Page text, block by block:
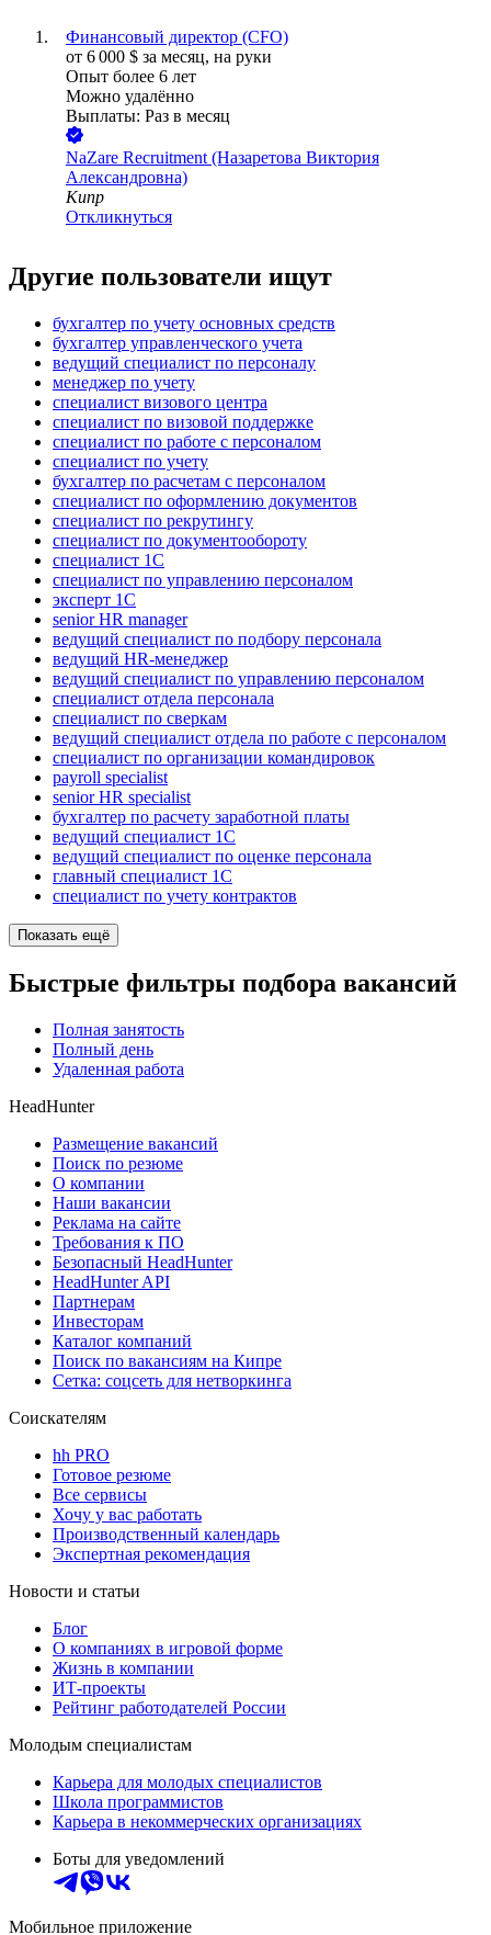
Финансовый директор (CFO)
от 6 000 $ за месяц, на руки
Опыт более 6 лет
Можно удалённо
Выплаты: Раз в месяц
NaZare Recruitment (Назаретова Виктория
Александровна)
Кипр
Откликнуться
Другие пользователи ищут
бухгалтер по учету основных средств
бухгалтер управленческого учета
ведущий специалист по персоналу
менеджер по учету
специалист визового центра
специалист по визовой поддержке
специалист по работе с персоналом
специалист по учету
бухгалтер по расчетам с персоналом
специалист по оформлению документов
специалист по рекрутингу
специалист по документообороту
специалист 1С
специалист по управлению персоналом
эксперт 1С
senior HR manager
ведущий специалист по подбору персонала
ведущий HR-менеджер
ведущий специалист по управлению персоналом
специалист отдела персонала
специалист по сверкам
ведущий специалист отдела по работе с персоналом
специалист по организации командировок
payroll specialist
senior HR specialist
бухгалтер по расчету заработной платы
ведущий специалист 1С
ведущий специалист по оценке персонала
главный специалист 1С
специалист по учету контрактов
Показать ещё
Быстрые фильтры подбора вакансий
Полная занятость
Полный день
Удаленная работа
HeadHunter
Размещение вакансий
Поиск по резюме
О компании
Наши вакансии
Реклама на сайте
Требования к ПО
Безопасный HeadHunter
HeadHunter API
Партнерам
Инвесторам
Каталог компаний
Поиск по вакансиям на Кипре
Сетка: соцсеть для нетворкинга
Соискателям
hh PRO
Готовое резюме
Все сервисы
Хочу у вас работать
Производственный календарь
Экспертная рекомендация
Новости и статьи
Блог
О компаниях в игровой форме
Жизнь в компании
ИТ-проекты
Рейтинг работодателей России
Молодым специалистам
Карьера для молодых специалистов
Школа программистов
Карьера в некоммерческих организациях
Боты для уведомлений
Мобильное приложение